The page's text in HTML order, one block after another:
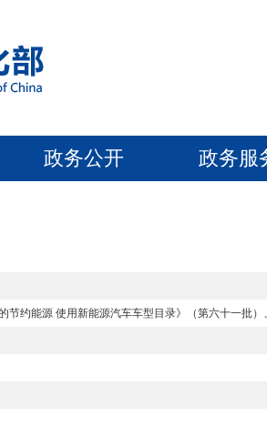
政务公开 政务服
节约能源 使用新能源汽车车型目录》（第六十一批